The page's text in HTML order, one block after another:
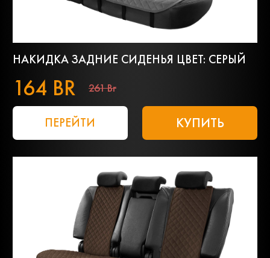
НАКИДКА ЗАДНИЕ СИДЕНЬЯ ЦВЕТ: СЕРЫЙ
164 BR 261 Br
ПЕРЕЙТИ КУПИТЬ